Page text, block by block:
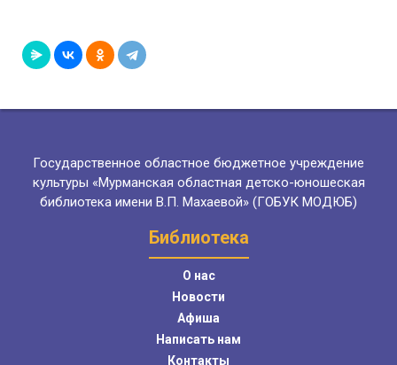
Государственное областное бюджетное учреждение
культуры «Мурманская областная детско-юношеская
библиотека имени В.П. Махаевой» (ГОБУК МОДЮБ)
Библиотека
О нас
Новости
Афиша
Написать нам
Контакты